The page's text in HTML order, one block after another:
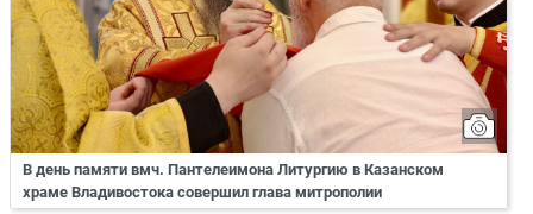
В день памяти вмч. Пантелеимона Литургию в Казанском
храме Владивостока совершил глава митрополии